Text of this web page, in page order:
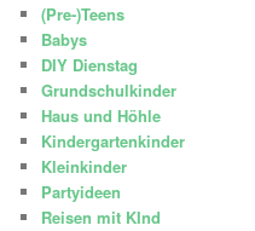
(Pre-)Teens
Babys
DIY Dienstag
Grundschulkinder
Haus und Höhle
Kindergartenkinder
Kleinkinder
Partyideen
Reisen mit KInd